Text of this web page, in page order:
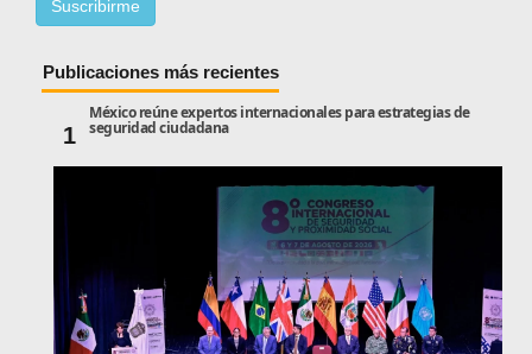
Publicaciones más recientes
1
México reúne expertos internacionales para estrategias de
seguridad ciudadana